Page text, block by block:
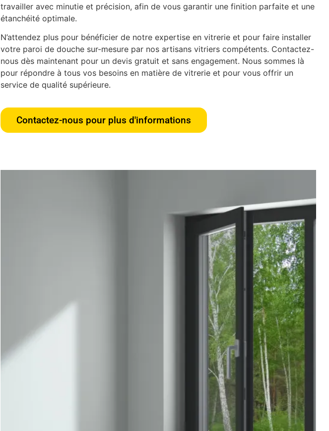
travailler avec minutie et précision, afin de vous garantir une finition parfaite et une
étanchéité optimale.
N’attendez plus pour bénéficier de notre expertise en vitrerie et pour faire installer
votre paroi de douche sur-mesure par nos artisans vitriers compétents. Contactez-
nous dès maintenant pour un devis gratuit et sans engagement. Nous sommes là
pour répondre à tous vos besoins en matière de vitrerie et pour vous offrir un
service de qualité supérieure.
Contactez-nous pour plus d'informations